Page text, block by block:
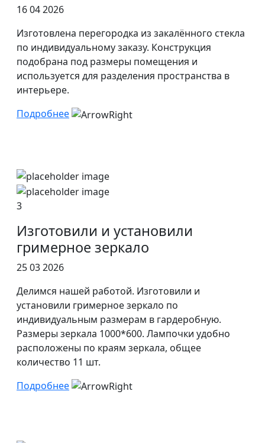
16 04 2026
Изготовлена перегородка из закалённого стекла
по индивидуальному заказу. Конструкция
подобрана под размеры помещения и
используется для разделения пространства в
интерьере.
Подробнее
3
Изготовили и установили
гримерное зеркало
25 03 2026
Делимся нашей работой. Изготовили и
установили гримерное зеркало по
индивидуальным размерам в гардеробную.
Размеры зеркала 1000*600. Лампочки удобно
расположены по краям зеркала, общее
количество 11 шт.
Подробнее